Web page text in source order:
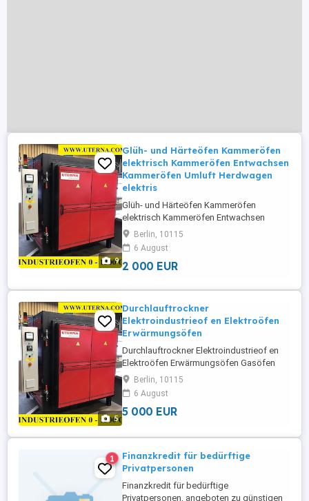
9
Glüh- und Härteöfen Kammeröfen
elektrisch Kammeröfen Entwachsen
Kammeröfen Umluft Herdwagen
elektris
Glüh- und Härteöfen Kammeröfen
elektrisch Kammeröfen Entwachsen
Kammeröfen Umluft Herdwagen
elektrisch Laboröfen elektrisch
schoenheider Sonderbau-Brennöfen
Mess- und Regeltechnik Industrieöfen
1539 Silikon-Temperöfen
Schubladenöfen Truhenöfen
Durchlauföfen Burn-In ...
Berlin, 10115
6 August
2 000 EUR
5
Durchlauftrockner
Elektroindustrieof en Elektroöfen
Erwärmungsöfen
Durchlauftrockner Elektroindustrieof en
Elektroöfen Erwärmungsöfen Gasöfen
Gastrockner Industrieöfen
Industrietrockner Kammeröfen
Kammertrockenöfen GMH GussGmbH
Kammertrockn er Öfen Ölofen
Pulvereinbrennöfen Schachtöfen
Schlichtetrockner Sinteröfen Sonderofen
Sondertrockner ...
Berlin, 10115
6 August
5 000 EUR
1
Finanzkredit für bedürftige
Privatpersonen
Finanzkredit für bedürftige
Privatpersonen, angeboten zu günstigen